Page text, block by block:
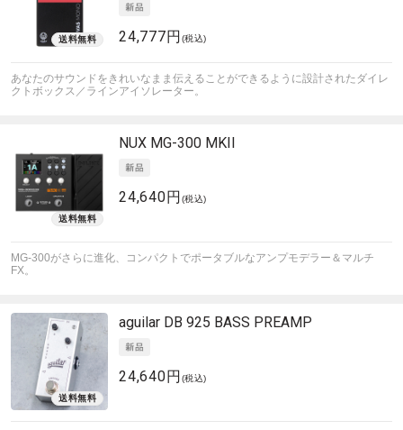
24,777円 (税込)
あなたのサウンドをきれいなまま伝えることができるように設計されたダイレ
クトボックス／ラインアイソレーター。
NUX MG-300 MKII
24,640円 (税込)
MG-300がさらに進化、コンパクトでポータブルなアンプモデラー＆マルチ
FX。
aguilar DB 925 BASS PREAMP
24,640円 (税込)